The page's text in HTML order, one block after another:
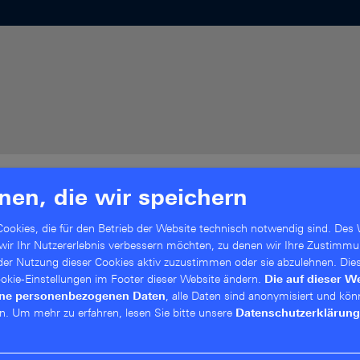
und
Sie soll Leistungen digital, zugänglich und
gewährleisten. Digitalisierung darf deshalb
Netzwerk, das Anwendungen, Standorte, Daten
die wir speichern
die für den Betrieb der Website technisch notwendig sind. Des
Ihr Nutzererlebnis verbessern möchten, zu denen wir Ihre
Nutzung dieser Cookies aktiv zuzustimmen oder sie abzulehnen.
Einstellungen im Footer dieser Website ändern. Die auf dieser
personenbezogenen Daten, alle Daten sind anonymisiert und
Um mehr zu erfahren, lesen Sie bitte unsere Datenschutzerklärung